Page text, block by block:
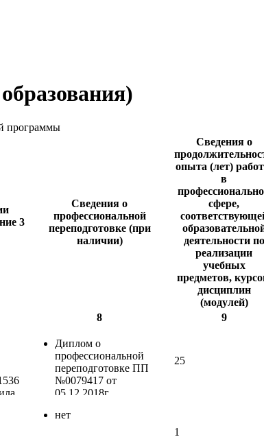
программы
3
Сведения о
профессиональной
переподготовке (при
наличии)
Сведения о
опыта (лет)
в
сфере,
деятельности по
реализации
учебных
предметов,
дисциплин
(модулей)
8 9
Диплом о
профессиональной
переподготовке ПП
№0079417 от
05.12.2018г.,
психология
25
нет
1